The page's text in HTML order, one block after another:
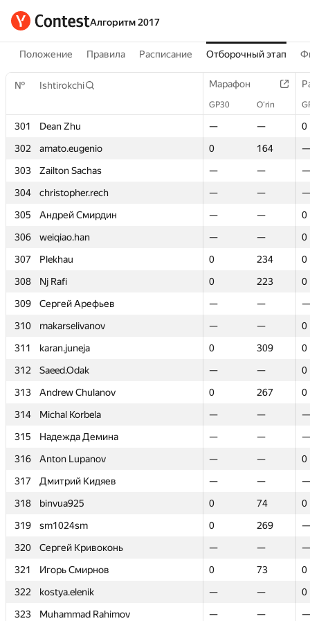
Алгоритм 2017
Положение Правила Расписание Отборочный этап
№ Ishtirokchi Марафон
GP30 O‘rin
301 Dean Zhu — —
0
302
amato.eugenio 0 164
—
303
Zailton Sachas — —
—
304
christopher.rech — —
—
305
Андрей Смирдин — —
0
306
weiqiao.han — —
0
307
Plekhau 0 234
0
308
Nj Rafi 0 223
0
309
Сергей Арефьев — —
—
310
makarselivanov — —
0
311
karan.juneja 0 309
0
312
Saeed.Odak — —
0
313
Andrew Chulanov 0 267
0
314
Michal Korbela — —
—
315
Надежда Демина — —
—
316
Anton Lupanov — —
0
317
Дмитрий Кидяев — —
—
318
binvua925 0 74
0
319
sm1024sm 0 269
—
320
Сергей Кривоконь — —
—
321
Игорь Смирнов 0 73
0
322
kostya.elenik — —
0
323
Muhammad Rahimov — —
—
№ Ishtirokchi Марафон
GP30 O‘rin
301 Dean Zhu — —
0
302
amato.eugenio 0 164
—
303
Zailton Sachas — —
—
304
christopher.rech — —
—
305
Андрей Смирдин — —
0
306
weiqiao.han — —
0
307
Plekhau 0 234
0
308
Nj Rafi 0 223
0
309
Сергей Арефьев — —
—
310
makarselivanov — —
0
311
karan.juneja 0 309
0
312
Saeed.Odak — —
0
313
Andrew Chulanov 0 267
0
314
Michal Korbela — —
—
315
Надежда Демина — —
—
316
Anton Lupanov — —
0
317
Дмитрий Кидяев — —
—
318
binvua925 0 74
0
319
sm1024sm 0 269
—
320
Сергей Кривоконь — —
—
321
Игорь Смирнов 0 73
0
322
kostya.elenik — —
0
323
Muhammad Rahimov — —
—